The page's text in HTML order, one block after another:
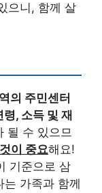
으니, 함께 살
의 주민센터
령, 소득 및 재
될 수 있으므
이 중요해요!
기준으로 삼
가족과 함께